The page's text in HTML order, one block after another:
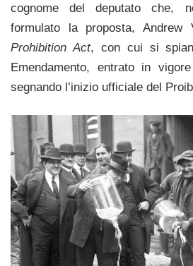
cognome del deputato che,
formulato la proposta, Andrew
Prohibition Act, con cui si
Emendamento, entrato in
segnando l’inizio ufficiale del